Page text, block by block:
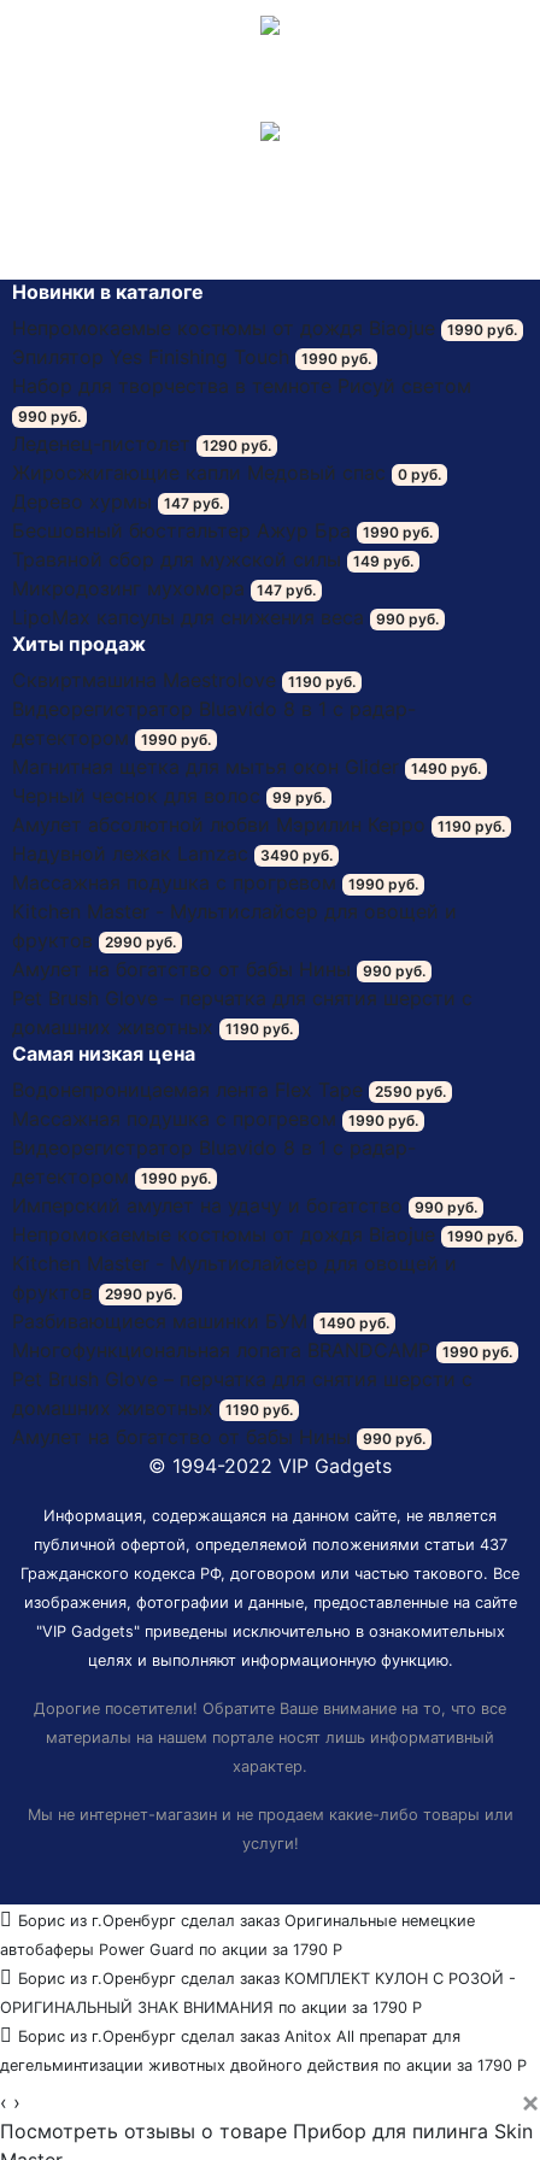
Новинки в каталоге
Непромокаемые костюмы от дождя Biaojue
1990 руб.
Эпилятор Yes Finishing Touch 1990 руб.
Набор для творчества в темноте Рисуй светом
990 руб.
Леденец-пистолет 1290 руб.
Жиросжигающие капли Медовый спас 0 руб.
Дерево хурмы 147 руб.
Бесшовный бюстгальтер Ажур Бра 1990 руб.
Травяной сбор для мужской силы 149 руб.
Микродозинг мухомора 147 руб.
LipoМax капсулы для снижения веса 990 руб.
Хиты продаж
Сквиртмашина Maestrolove
1190 руб.
Видеорегистратор Bluavido 8 в 1 с радар-
детектором
1990 руб.
Магнитная щетка для мытья окон Glider 1490 руб.
Черный чеснок для волос 99 руб.
Амулет абсолютной любви Мэрилин Керро 1190 руб.
Надувной лежак Lamzac 3490 руб.
Массажная подушка с прогревом 1990 руб.
Kitchen Master - Мультислайсер для овощей и
фруктов
2990 руб.
Амулет на богатство от бабы Нины 990 руб.
Pet Brush Glove – перчатка для снятия шерсти с
домашних животных
1190 руб.
Самая низкая цена
Водонепроницаемая лента Flex Tape
2590 руб.
Массажная подушка с прогревом 1990 руб.
Видеорегистратор Bluavido 8 в 1 с радар-
детектором
1990 руб.
Имперский амулет на удачу и богатство 990 руб.
Непромокаемые костюмы от дождя Biaojue 1990 руб.
Kitchen Master - Мультислайсер для овощей и
фруктов
2990 руб.
Разбивающиеся машинки БУМ 1490 руб.
Многофункциональная лопата BRANDCAMP 1990 руб.
Pet Brush Glove – перчатка для снятия шерсти с
домашних животных
1190 руб.
Амулет на богатство от бабы Нины 990 руб.
© 1994-2022 VIP Gadgets
Информация, содержащаяся на данном сайте, не является
публичной офертой, определяемой положениями статьи 437
Гражданского кодекса РФ, договором или частью такового. Все
изображения, фотографии и данные, предоставленные на сайте
"VIP Gadgets" приведены исключительно в ознакомительных
целях и выполняют информационную функцию.
Дорогие посетители! Обратите Ваше внимание на то, что все
материалы на нашем портале носят лишь информативный
характер.
Мы не интернет-магазин и не продаем какие-либо товары или
услуги!
Борис из г.Оренбург сделал заказ Оригинальные немецкие
автобаферы Power Guard по акции за 1790 Р
Борис из г.Оренбург сделал заказ КОМПЛЕКТ КУЛОН С РОЗОЙ -
ОРИГИНАЛЬНЫЙ ЗНАК ВНИМАНИЯ по акции за 1790 Р
Борис из г.Оренбург сделал заказ Anitox All препарат для
дегельминтизации животных двойного действия по акции за 1790 Р
‹ › ×
Посмотреть отзывы о товаре Прибор для пилинга Skin